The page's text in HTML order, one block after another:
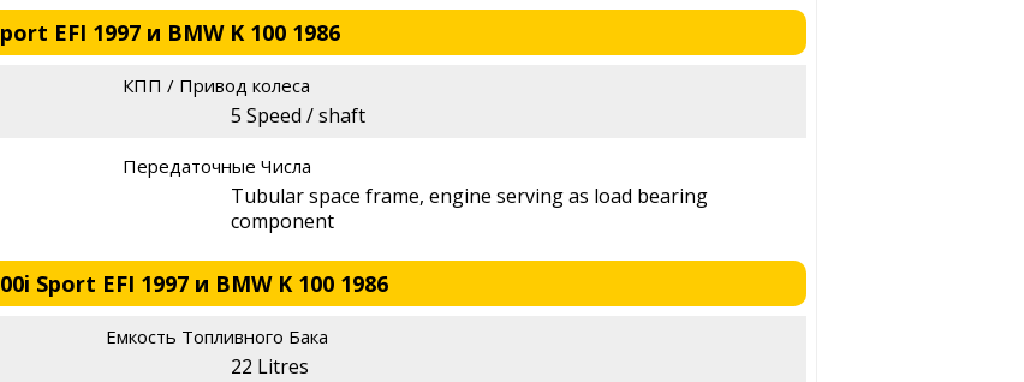
EFI 1997 и BMW K 100 1986
КПП / Привод колеса
5 Speed / shaft
Передаточные Числа
Tubular space frame, engine serving as load bearing
component
Sport EFI 1997 и BMW K 100 1986
Емкость Топливного Бака
22 Litres